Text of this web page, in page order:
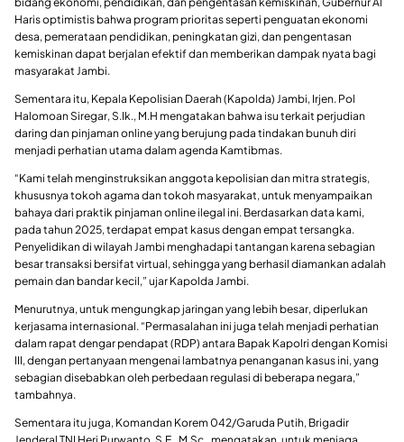
Haris optimistis bahwa program prioritas seperti penguatan ekonomi
desa, pemerataan pendidikan, peningkatan gizi, dan pengentasan
kemiskinan dapat berjalan efektif dan memberikan dampak nyata bagi
masyarakat Jambi.
Sementara itu, Kepala Kepolisian Daerah (Kapolda) Jambi, Irjen. Pol
Halomoan Siregar, S.Ik., M.H mengatakan bahwa isu terkait perjudian
daring dan pinjaman online yang berujung pada tindakan bunuh diri
menjadi perhatian utama dalam agenda Kamtibmas.
“Kami telah menginstruksikan anggota kepolisian dan mitra strategis,
khususnya tokoh agama dan tokoh masyarakat, untuk menyampaikan
bahaya dari praktik pinjaman online ilegal ini. Berdasarkan data kami,
pada tahun 2025, terdapat empat kasus dengan empat tersangka.
Penyelidikan di wilayah Jambi menghadapi tantangan karena sebagian
besar transaksi bersifat virtual, sehingga yang berhasil diamankan adalah
pemain dan bandar kecil,” ujar Kapolda Jambi.
Menurutnya, untuk mengungkap jaringan yang lebih besar, diperlukan
kerjasama internasional. “Permasalahan ini juga telah menjadi perhatian
dalam rapat dengar pendapat (RDP) antara Bapak Kapolri dengan Komisi
III, dengan pertanyaan mengenai lambatnya penanganan kasus ini, yang
sebagian disebabkan oleh perbedaan regulasi di beberapa negara,”
tambahnya.
Sementara itu juga, Komandan Korem 042/Garuda Putih, Brigadir